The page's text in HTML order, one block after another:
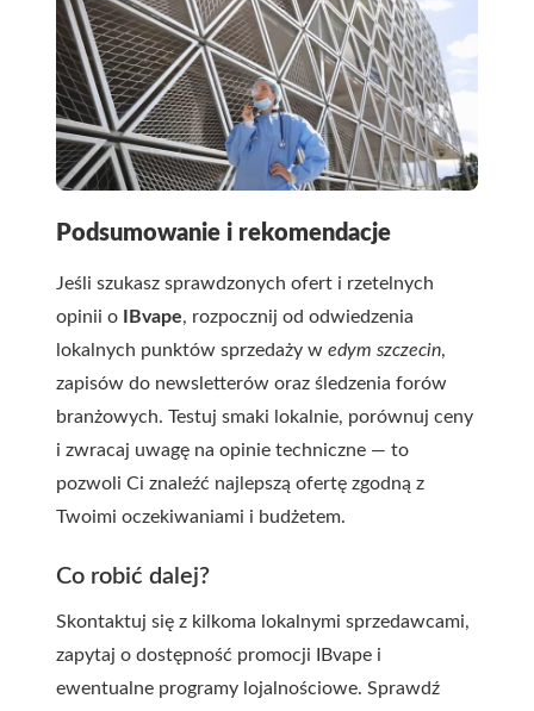
Podsumowanie i rekomendacje
Jeśli szukasz sprawdzonych ofert i rzetelnych
opinii o
IBvape, rozpocznij od odwiedzenia
lokalnych punktów sprzedaży w edym szczecin,
zapisów do newsletterów oraz śledzenia forów
branżowych. Testuj smaki lokalnie, porównuj ceny
i zwracaj uwagę na opinie techniczne — to
pozwoli Ci znaleźć najlepszą ofertę zgodną z
Twoimi oczekiwaniami i budżetem.
Co robić dalej?
Skontaktuj się z kilkoma lokalnymi sprzedawcami,
zapytaj o dostępność promocji IBvape i
ewentualne programy lojalnościowe. Sprawdź